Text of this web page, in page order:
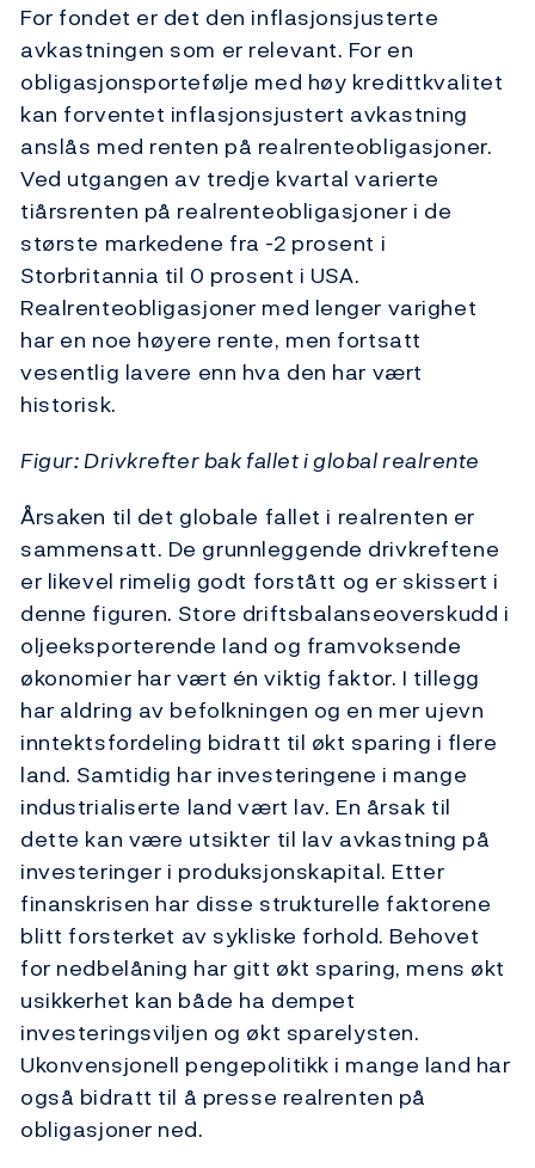
For fondet er det den inflasjonsjusterte
avkastningen som er relevant. For en
obligasjonsportefølje med høy kredittkvalitet
kan forventet inflasjonsjustert avkastning
anslås med renten på realrenteobligasjoner.
Ved utgangen av tredje kvartal varierte
tiårsrenten på realrenteobligasjoner i de
største markedene fra -2 prosent i
Storbritannia til 0 prosent i USA.
Realrenteobligasjoner med lenger varighet
har en noe høyere rente, men fortsatt
vesentlig lavere enn hva den har vært
historisk.
Figur: Drivkrefter bak fallet i global realrente
Årsaken til det globale fallet i realrenten er
sammensatt. De grunnleggende drivkreftene
er likevel rimelig godt forstått og er skissert i
denne figuren. Store driftsbalanseoverskudd i
oljeeksporterende land og framvoksende
økonomier har vært én viktig faktor. I tillegg
har aldring av befolkningen og en mer ujevn
inntektsfordeling bidratt til økt sparing i flere
land. Samtidig har investeringene i mange
industrialiserte land vært lav. En årsak til
dette kan være utsikter til lav avkastning på
investeringer i produksjonskapital. Etter
finanskrisen har disse strukturelle faktorene
blitt forsterket av sykliske forhold. Behovet
for nedbelåning har gitt økt sparing, mens økt
usikkerhet kan både ha dempet
investeringsviljen og økt sparelysten.
Ukonvensjonell pengepolitikk i mange land har
også bidratt til å presse realrenten på
obligasjoner ned.